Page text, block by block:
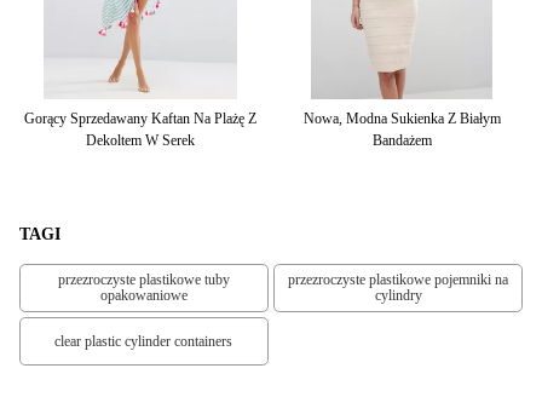
Gorący Sprzedawany Kaftan Na Plażę Z
Dekoltem W Serek
Nowa, Modna Sukienka Z Białym
Bandażem
TAGI
przezroczyste plastikowe tuby
opakowaniowe
przezroczyste plastikowe pojemniki na
cylindry
clear plastic cylinder containers